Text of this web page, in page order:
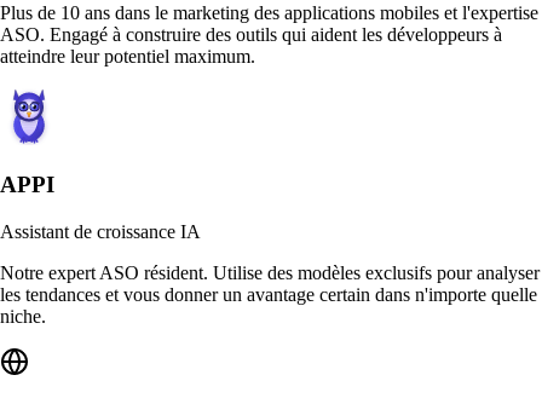
Plus de 10 ans dans le marketing des applications mobiles et l'expertise
ASO. Engagé à construire des outils qui aident les développeurs à
atteindre leur potentiel maximum.
APPI
Assistant de croissance IA
Notre expert ASO résident. Utilise des modèles exclusifs pour analyser
les tendances et vous donner un avantage certain dans n'importe quelle
niche.